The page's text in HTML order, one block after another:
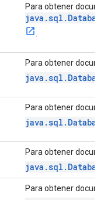
Para obtener
Para obtener
Para obtener
Para obtener
Para obtener